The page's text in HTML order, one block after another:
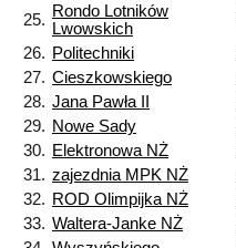
25. Rondo Lotników
Lwowskich
26. Politechniki
27. Cieszkowskiego
28. Jana Pawła II
29. Nowe Sady
30. Elektronowa NŻ
31. zajezdnia MPK NŻ
32. ROD Olimpijka NŻ
33. Waltera-Janke NŻ